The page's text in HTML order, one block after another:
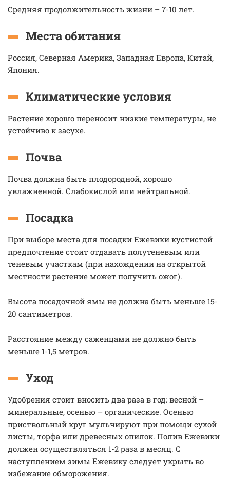
Средняя продолжительность жизни – 7-10 лет.
Места обитания
Россия, Северная Америка, Западная Европа, Китай,
Япония.
Климатические условия
Растение хорошо переносит низкие температуры, не
устойчиво к засухе.
Почва
Почва должна быть плодородной, хорошо
увлажненной. Слабокислой или нейтральной.
Посадка
При выборе места для посадки Ежевики кустистой
предпочтение стоит отдавать полутеневым или
теневым участкам (при нахождении на открытой
местности растение может получить ожог).
Высота посадочной ямы не должна быть меньше 15-
20 сантиметров.
Расстояние между саженцами не должно быть
меньше 1-1,5 метров.
Уход
Удобрения стоит вносить два раза в год: весной –
минеральные, осенью – органические. Осенью
приствольный круг мульчируют при помощи сухой
листы, торфа или древесных опилок. Полив Ежевики
должен осуществляться 1-2 раза в месяц. С
наступлением зимы Ежевику следует укрыть во
избежание обморожения.